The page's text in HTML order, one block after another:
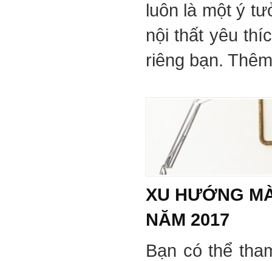
luôn là một ý
nội thất yêu
riêng bạn.
XU HƯỚNG
NĂM 2017
Bạn có thể